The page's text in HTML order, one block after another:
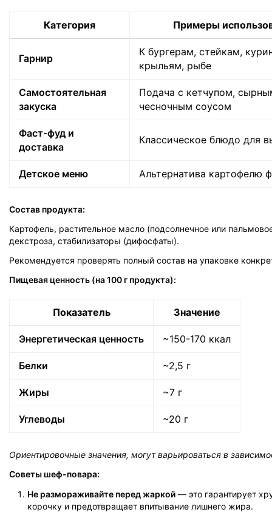
Категория Примеры
Гарнир
К бургерам, стейкам,
крыльям, рыбе
Самостоятельная
закуска
Подача с кетчупом,
чесночным соусом
Фаст-фуд и
доставка
Классическое блюдо для
Детское меню Альтернатива картофелю
Состав продукта:
Картофель, растительное масло (подсолнечное или
декстроза, стабилизаторы (дифосфаты).
Рекомендуется проверять полный состав на упаковке
Пищевая ценность (на 100 г продукта):
Показатель Значение
Энергетическая ценность ~150-170 ккал
Белки ~2,5 г
Жиры ~7 г
Углеводы ~20 г
Ориентировочные значения, могут варьироваться в
Советы шеф-повара:
Не размораживайте перед жаркой — это гарантирует
корочку и предотвращает впитывание лишнего жира.